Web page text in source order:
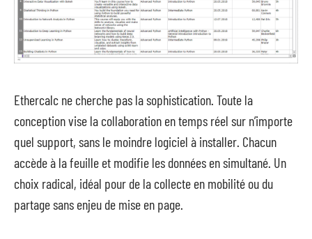
Ethercalc ne cherche pas la sophistication. Toute la
conception vise la collaboration en temps réel sur n’importe
quel support, sans le moindre logiciel à installer. Chacun
accède à la feuille et modifie les données en simultané. Un
choix radical, idéal pour de la collecte en mobilité ou du
partage sans enjeu de mise en page.